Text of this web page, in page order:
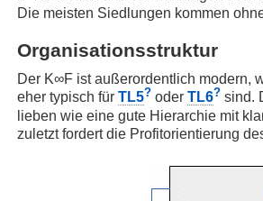
Die meisten Siedlungen kommen
Organisationsstruktur
Der K∞F ist außerordentlich modern,
eher typisch für TL5? oder TL6? sind.
lieben wie eine gute Hierarchie mit
zuletzt fordert die Profitorientierung